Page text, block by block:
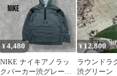
¥4,480
NIKE ナイキアノラッ
クパーカー渋グレーユ
¥ 12,800
ラウンドラ
渋グリー